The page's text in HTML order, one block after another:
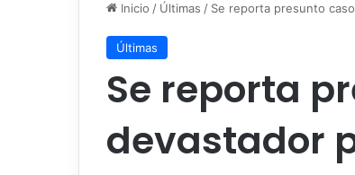
Inicio / Últimas / Se reporta presunto
Últimas
Se reporta
devastador